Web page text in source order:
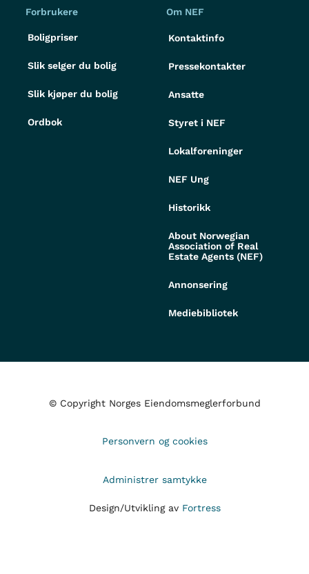
Forbrukere
Boligpriser
Slik selger du bolig
Slik kjøper du bolig
Ordbok
Om NEF
Kontaktinfo
Pressekontakter
Ansatte
Styret i NEF
Lokalforeninger
NEF Ung
Historikk
About Norwegian
Association of Real
Estate Agents (NEF)
Annonsering
Mediebibliotek
© Copyright Norges Eiendomsmeglerforbund
Personvern og cookies
Administrer samtykke
Design/Utvikling av Fortress